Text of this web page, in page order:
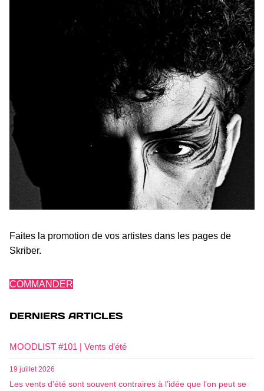
Faites la promotion de vos artistes dans les pages de
Skriber.
COMMANDER
DERNIERS ARTICLES
MOODLIST #101 | Vents d’été
19 juillet 2026
Les vents d’été sont souvent contraires à l’idée que l’on peut se